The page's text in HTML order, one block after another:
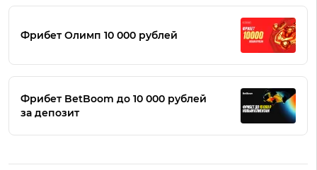
Фрибет Олимп 10 000 рублей
Фрибет BetBoom до 10 000 рублей
за депозит